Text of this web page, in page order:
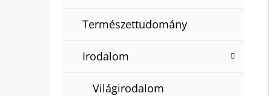
Természettudomány
Irodalom
Világirodalom